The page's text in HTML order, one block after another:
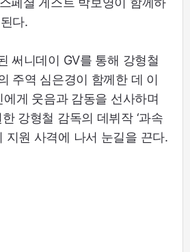
다.
써니데이 GV를 통해 강형철
주역 심은경이 함께한 데 이
게 웃음과 감동을 선사하며
강형철 감독의 데뷔작 ‘과속
지원 사격에 나서 눈길을 끈다.